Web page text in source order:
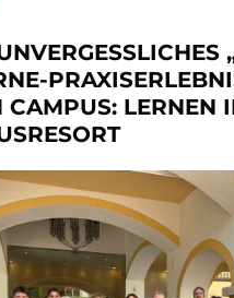
CAMPUS: LERNEN